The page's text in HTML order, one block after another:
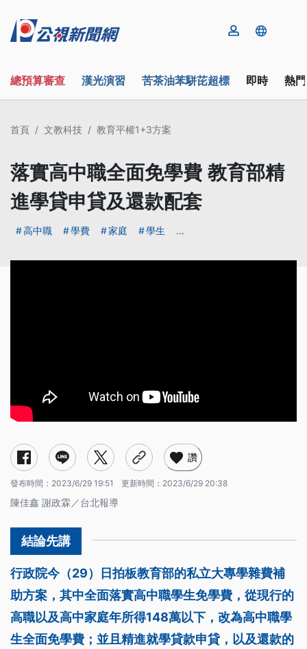
總預算審查 漢光演習 苦茶油苯駢芘超標 即時 熱
首頁 文教科技 教育平權1+3方案
落實高中職全面免學費 教育部精
進學貸申貸及還款配套
高中職 學費 家庭 學生 ...
讚
發布時間： 2023/6/29 19:51 更新時間： 2023/6/29 20:38
陳佳鑫 謝政霖／台北報導
行政院今（29）日拍板教育部的私立大專學雜費補
助方案，其中全面落實高中職學生免學費，從現行的
高職以及高中家庭年所得148萬以下，改為高中職學
生全面免學費；並且精進就學貸款申貸，以及還款的